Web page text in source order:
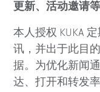
更新、活动邀请
本人授权 KUKA
讯，并出于此目
据。为优化新闻
达、打开和转发